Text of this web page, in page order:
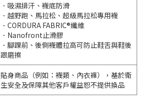
．吸濕排汗、襪底防滑
．越野跑、馬拉松、超級馬拉松專用襪
．CORDURA FABRIC®️纖維
．Nanofront止滑膠
．腳踝前、後側襪體拉高可防止鞋舌與鞋後
跟磨擦
貼身商品（例如：襪類、內衣褲），基於衛
生安全及保障其他客戶權益恕不提供換品